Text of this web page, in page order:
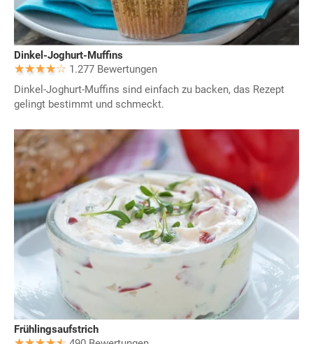
Dinkel-Joghurt-Muffins
1.277 Bewertungen
Dinkel-Joghurt-Muffins sind einfach zu backen, das Rezept
gelingt bestimmt und schmeckt.
Frühlingsaufstrich